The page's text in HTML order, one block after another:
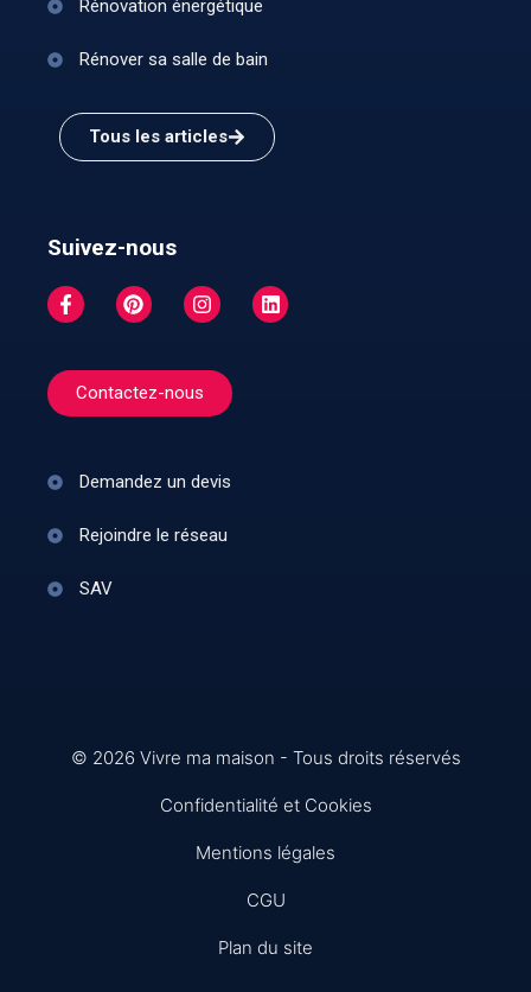
Rénovation énergétique
Rénover sa salle de bain
Tous les articles
Suivez-nous
Contactez-nous
Demandez un devis
Rejoindre le réseau
SAV
© 2026 Vivre ma maison - Tous droits réservés
Confidentialité et Cookies
Mentions légales
CGU
Plan du site